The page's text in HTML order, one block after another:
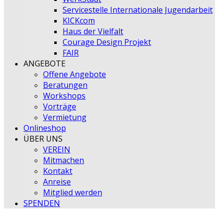
Servicestelle Internationale Jugendarbeit
KICKcom
Haus der Vielfalt
Courage Design Projekt
FAIR
ANGEBOTE
Offene Angebote
Beratungen
Workshops
Vorträge
Vermietung
Onlineshop
ÜBER UNS
VEREIN
Mitmachen
Kontakt
Anreise
Mitglied werden
SPENDEN